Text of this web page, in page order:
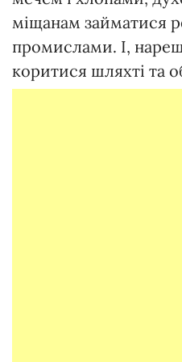
міщанам займатися
промислами. І,
коритися шляхті та